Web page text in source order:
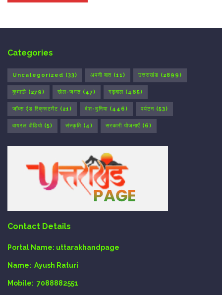
Categories
Uncategorized (33) अपनी बात (11) उत्तराखंड (2899)
कुमाऊँ (279) खेल-जगत (47) गढ़वाल (465)
जॉब्स एंड रिक्रूटमेंट (21) देश-दुनिया (446) पर्यटन (53)
वायरल वीडियो (5) संस्कृति (4) सरकारी योजनाएँ (6)
Contact Details
Portal Name: uttarakhandpage
Name: Ayush Raturi
Mobile: 7088882551